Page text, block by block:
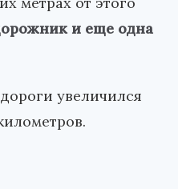
и еще одна
увеличился